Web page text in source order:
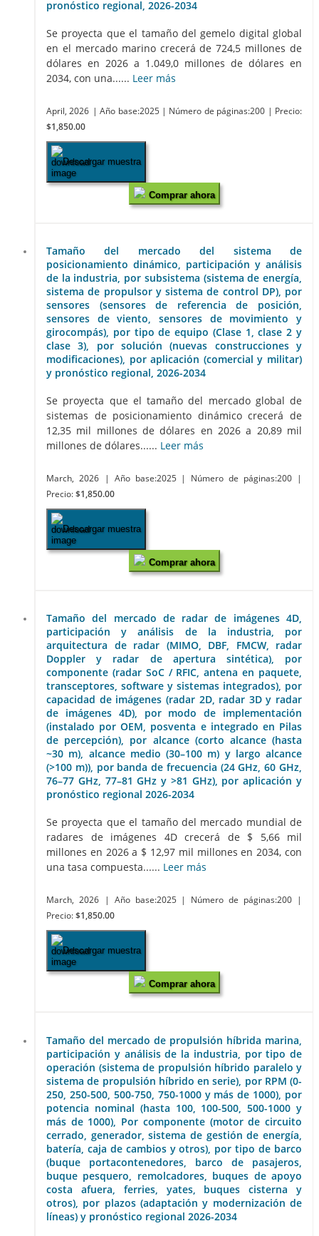
pronóstico regional, 2026-2034
Se proyecta que el tamaño del gemelo digital global
en el mercado marino crecerá de 724,5 millones de
dólares en 2026 a 1.049,0 millones de dólares en
2034, con una...... Leer más
April, 2026 | Año base:2025 | Número de páginas:200 | Precio:
$1,850.00
Descargar muestra
Comprar ahora
Tamaño del mercado del sistema de
posicionamiento dinámico, participación y análisis
de la industria, por subsistema (sistema de energía,
sistema de propulsor y sistema de control DP), por
sensores (sensores de referencia de posición,
sensores de viento, sensores de movimiento y
girocompás), por tipo de equipo (Clase 1, clase 2 y
clase 3), por solución (nuevas construcciones y
modificaciones), por aplicación (comercial y militar)
y pronóstico regional, 2026-2034
Se proyecta que el tamaño del mercado global de
sistemas de posicionamiento dinámico crecerá de
12,35 mil millones de dólares en 2026 a 20,89 mil
millones de dólares...... Leer más
March, 2026 | Año base:2025 | Número de páginas:200
|
Precio: $1,850.00
Descargar muestra
Comprar ahora
Tamaño del mercado de radar de imágenes 4D,
participación y análisis de la industria, por
arquitectura de radar (MIMO, DBF, FMCW, radar
Doppler y radar de apertura sintética), por
componente (radar SoC / RFIC, antena en paquete,
transceptores, software y sistemas integrados), por
capacidad de imágenes (radar 2D, radar 3D y radar
de imágenes 4D), por modo de implementación
(instalado por OEM, posventa e integrado en Pilas
de percepción), por alcance (corto alcance (hasta
~30 m), alcance medio (30–100 m) y largo alcance
(>100 m)), por banda de frecuencia (24 GHz, 60 GHz,
76–77 GHz, 77–81 GHz y >81 GHz), por aplicación y
pronóstico regional 2026-2034
Se proyecta que el tamaño del mercado mundial de
radares de imágenes 4D crecerá de $ 5,66 mil
millones en 2026 a $ 12,97 mil millones en 2034, con
una tasa compuesta...... Leer más
March, 2026 | Año base:2025 | Número de páginas:200
|
Precio: $1,850.00
Descargar muestra
Comprar ahora
Tamaño del mercado de propulsión híbrida marina,
participación y análisis de la industria, por tipo de
operación (sistema de propulsión híbrido paralelo y
sistema de propulsión híbrido en serie), por RPM (0-
250, 250-500, 500-750, 750-1000 y más de 1000), por
potencia nominal (hasta 100, 100-500, 500-1000 y
más de 1000), Por componente (motor de circuito
cerrado, generador, sistema de gestión de energía,
batería, caja de cambios y otros), por tipo de barco
(buque portacontenedores, barco de pasajeros,
buque pesquero, remolcadores, buques de apoyo
costa afuera, ferries, yates, buques cisterna y
otros), por plazos (adaptación y modernización de
líneas) y pronóstico regional 2026-2034